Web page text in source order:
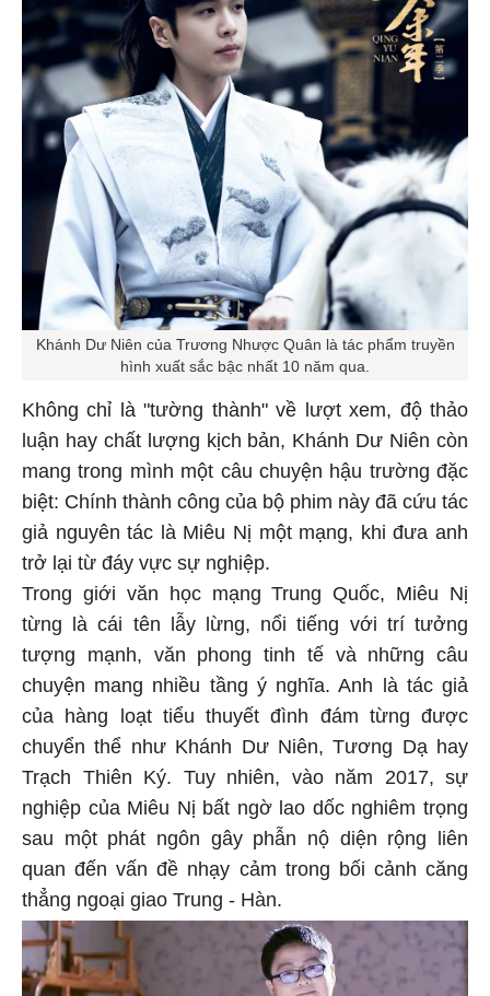
Khánh Dư Niên của Trương Nhược Quân là tác phẩm truyền
hình xuất sắc bậc nhất 10 năm qua.
Không chỉ là "tường thành" về lượt xem, độ thảo
luận hay chất lượng kịch bản, Khánh Dư Niên còn
mang trong mình một câu chuyện hậu trường đặc
biệt: Chính thành công của bộ phim này đã cứu tác
giả nguyên tác là Miêu Nị một mạng, khi đưa anh
trở lại từ đáy vực sự nghiệp.
Trong giới văn học mạng Trung Quốc, Miêu Nị
từng là cái tên lẫy lừng, nổi tiếng với trí tưởng
tượng mạnh, văn phong tinh tế và những câu
chuyện mang nhiều tầng ý nghĩa. Anh là tác giả
của hàng loạt tiểu thuyết đình đám từng được
chuyển thể như Khánh Dư Niên, Tương Dạ hay
Trạch Thiên Ký. Tuy nhiên, vào năm 2017, sự
nghiệp của Miêu Nị bất ngờ lao dốc nghiêm trọng
sau một phát ngôn gây phẫn nộ diện rộng liên
quan đến vấn đề nhạy cảm trong bối cảnh căng
thẳng ngoại giao Trung - Hàn.